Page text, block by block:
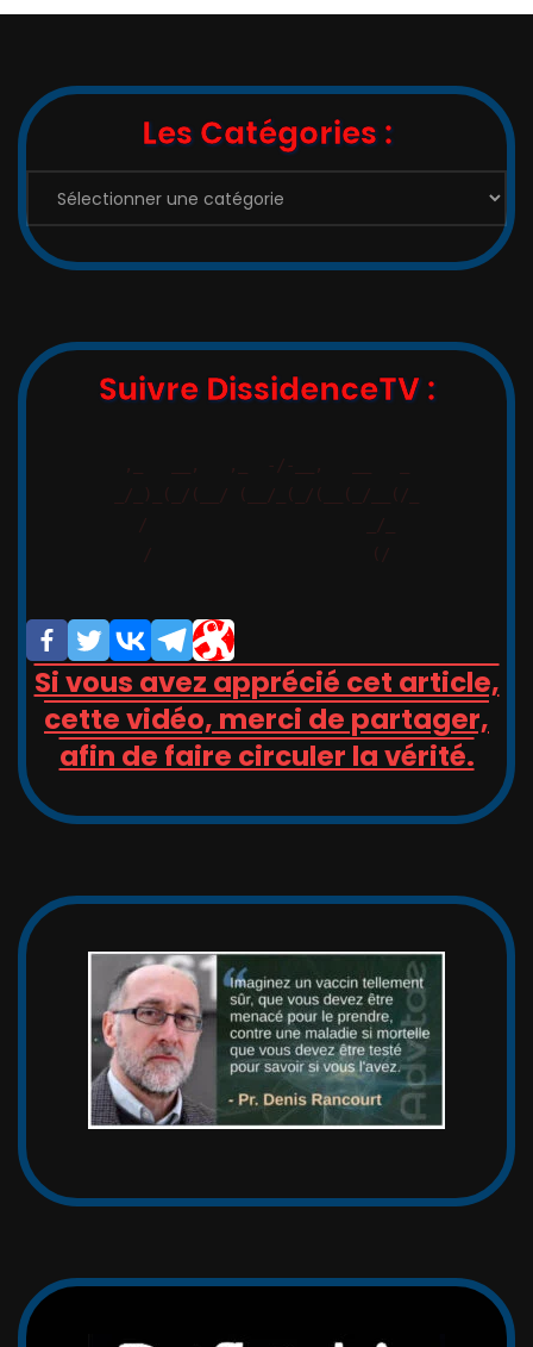
Les Catégories :
Catégories
Suivre DissidenceTV :
,_   __,   ,_  -/-__,   __   _
_/_)_(_/(__/ (__/_(_/(__(_/__(/_
/                       _/_
/                       (/
Si vous avez apprécié cet article,
cette vidéo, merci de partager,
afin de faire circuler la vérité.